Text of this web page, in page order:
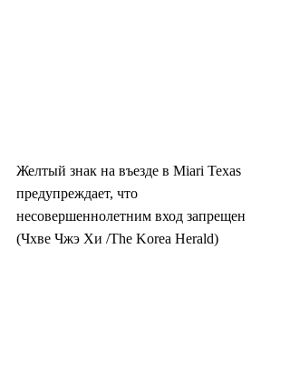
Желтый знак на въезде в Miari Texas
предупреждает, что
несовершеннолетним вход запрещен
(Чхве Чжэ Хи /The Korea Herald)